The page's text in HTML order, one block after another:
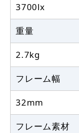
3700lx
重量
2.7kg
フレーム幅
32mm
フレーム素材